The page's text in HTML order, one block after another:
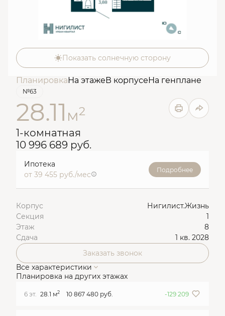
Показать солнечную сторону
ПланировкаНа этажеВ корпусеНа генплане
№63
28.11 м2
1-комнатная
10 996 689 руб.
Ипотека
от 39 455 руб./мес
Подробнее
Корпус
Нигилист.Жизнь
Секция
1
Этаж
8
Сдача
1 кв. 2028
Заказать звонок
Все характеристики
Планировка на других этажах
6 эт. 28.1 м2 10 867 480 руб. -129 209